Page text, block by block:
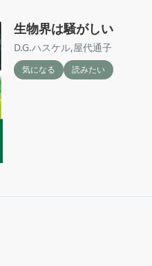
生物界は騒がしい
D.G.ハスケル,屋代通子
気になる 読みたい